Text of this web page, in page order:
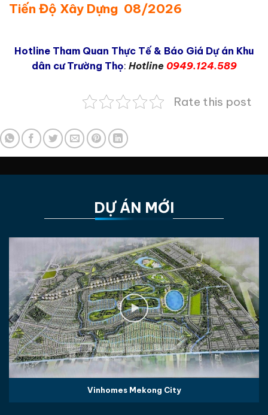
Tiến Độ Xây Dựng 08/2026
Hotline Tham Quan Thực Tế & Báo Giá Dự án Khu
dân cư Trường Thọ: Hotline 0949.124.589
Rate this post
DỰ ÁN MỚI
Vinhomes Mekong City